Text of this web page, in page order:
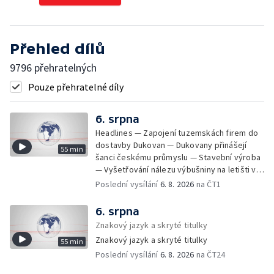
Přehled dílů
9796 přehratelných
Pouze přehratelné díly
55 min
6. srpna
Headlines — Zapojení tuzemskách firem do
dostavby Dukovan — Dukovany přinášejí
šanci českému průmyslu — Stavební výroba
— Vyšetřování nálezu výbušniny na letišti v
Lipsku — Bourání torza vyhořelé budovy ve
Omezování spotřeby vody v Jihlavě — Čistý
zisk bank — Jednání o ukončení bojů na
Blízkém východě — Opakované údery na
jižní Libanon — Přibylo zásahů horské služby
— Bezpečnostní opatření kvůli Evropské lize
Poslední vysílání6. 8. 2026 na ČT1
55 min
6. srpna
Znakový jazyk a skryté titulky
Znakový jazyk a skryté titulky
Poslední vysílání6. 8. 2026 na ČT24